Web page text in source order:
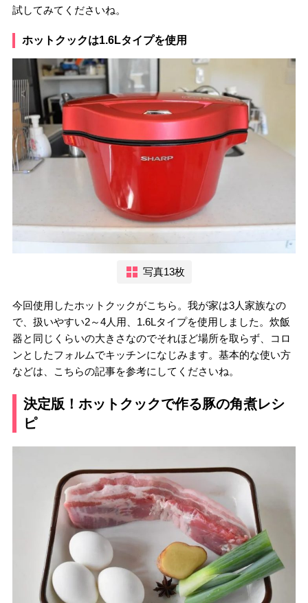
試してみてくださいね。
ホットクックは1.6Lタイプを使用
写真13枚
今回使用したホットクックがこちら。我が家は3人家族なの
で、扱いやすい2～4人用、1.6Lタイプを使用しました。炊飯
器と同じくらいの大きさなのでそれほど場所を取らず、コロ
ンとしたフォルムでキッチンになじみます。基本的な使い方
などは、こちらの記事を参考にしてくださいね。
決定版！ホットクックで作る豚の角煮レシ
ピ